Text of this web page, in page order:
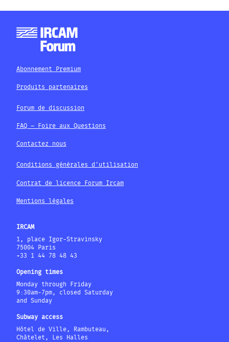
Abonnement Premium
Produits partenaires
Forum de discussion
FAQ – Foire aux Questions
Contactez nous
Conditions générales d'utilisation
Contrat de licence Forum Ircam
Mentions légales
IRCAM
1, place Igor-Stravinsky
75004 Paris
+33 1 44 78 48 43
Opening times
Monday through Friday
9:30am-7pm, closed Saturday
and Sunday
Subway access
Hôtel de Ville, Rambuteau,
Châtelet, Les Halles